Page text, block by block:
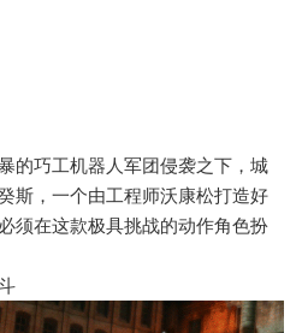
的巧工机器人军团侵袭之下，城
斯，一个由工程师沃康松打造好
须在这款极具挑战的动作角色扮